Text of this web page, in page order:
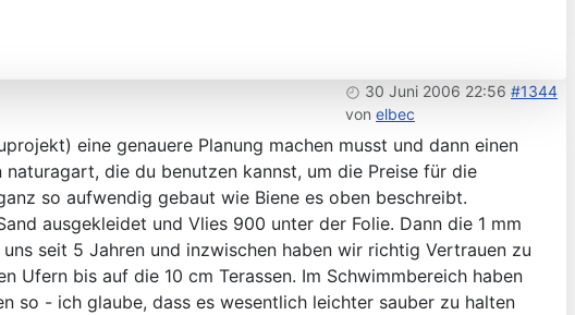
30 Juni 2006 22:56 #1344
von elbec
eine genauere Planung machen musst und dann einen
die du benutzen kannst, um die Preise für die
so aufwendig gebaut wie Biene es oben beschreibt.
ausgekleidet und Vlies 900 unter der Folie. Dann die 1 mm
seit 5 Jahren und inzwischen haben wir richtig Vertrauen zu
Ufern bis auf die 10 cm Terassen. Im Schwimmbereich haben
so - ich glaube, dass es wesentlich leichter sauber zu halten